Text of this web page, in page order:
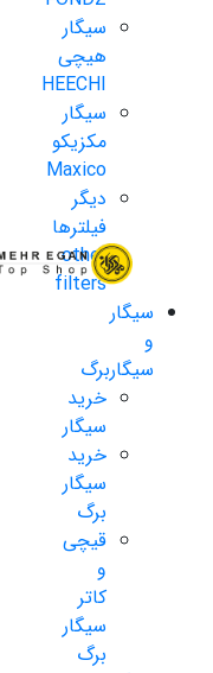
سیگار
هیچی
HEECHI
سیگار
مکزیکو
Maxico
دیگر
فیلترها
other
filters
سیگار
و
سیگاربرگ
خرید
سیگار
خرید
سیگار
برگ
قیچی
و
کاتر
سیگار
برگ